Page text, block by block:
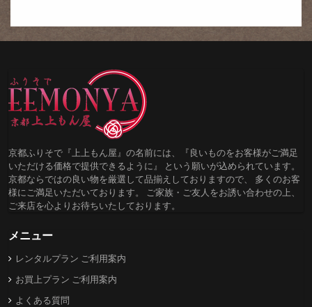
京都ふりそで『上上もん屋』の名前には、『良いものをお客様がご満足
いただける価格で提供できるように』 という願いが込められています。
京都ならではの良い物を厳選して品揃えしておりますので、 多くのお客
様にご満足いただいております。 ご家族・ご友人をお誘い合わせの上、
ご来店を心よりお待ちいたしております。
メニュー
レンタルプラン ご利用案内
お買上プラン ご利用案内
よくある質問